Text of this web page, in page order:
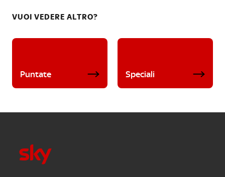
VUOI VEDERE ALTRO?
Puntate Speciali